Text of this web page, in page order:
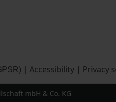
| Accessibility | Privacy
mbH & Co. KG